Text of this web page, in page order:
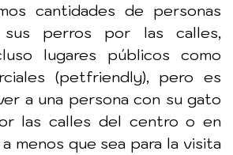
cantidades de personas
sus perros por las calles,
lugares públicos como
(petfriendly), pero es
a una persona con su gato
las calles del centro o en
menos que sea para la visita